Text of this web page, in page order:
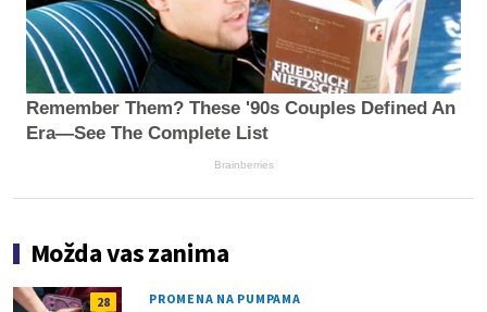
Remember Them? These '90s Couples Defined An
Era—See The Complete List
Brainberries
Možda vas zanima
28 PROMENA NA PUMPAMA